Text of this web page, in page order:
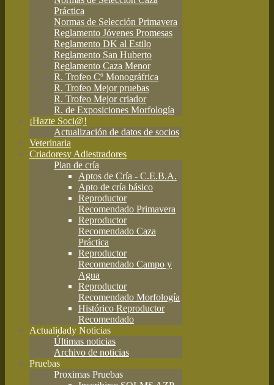
Práctica
Normas de Selección Primavera
Reglamento Jóvenes Promesas
Reglamento DK al Estilo
Reglamento San Huberto
Reglamento Caza Menor
R. Trofeo Cº Monográfrica
R. Trofeo Mejor pruebas
R. Trofeo Mejor criador
R. de Exposiciones Morfología
¡Hazte Soci@!
Actualización de datos de socios
Veterinaria
Criadoresy Adiestradores
Plan de cría
Aptos de Cría - C.E.B.A.
Apto de cría básico
Reproductor
Recomendado Primavera
Reproductor
Recomendado Caza
Práctica
Reproductor
Recomendado Campo y
Agua
Reproductor
Recomendado Morfología
Histórico Reproductor
Recomendado
Actualidady Noticias
Últimas noticias
Archivo de noticias
Pruebas
Proximas Pruebas